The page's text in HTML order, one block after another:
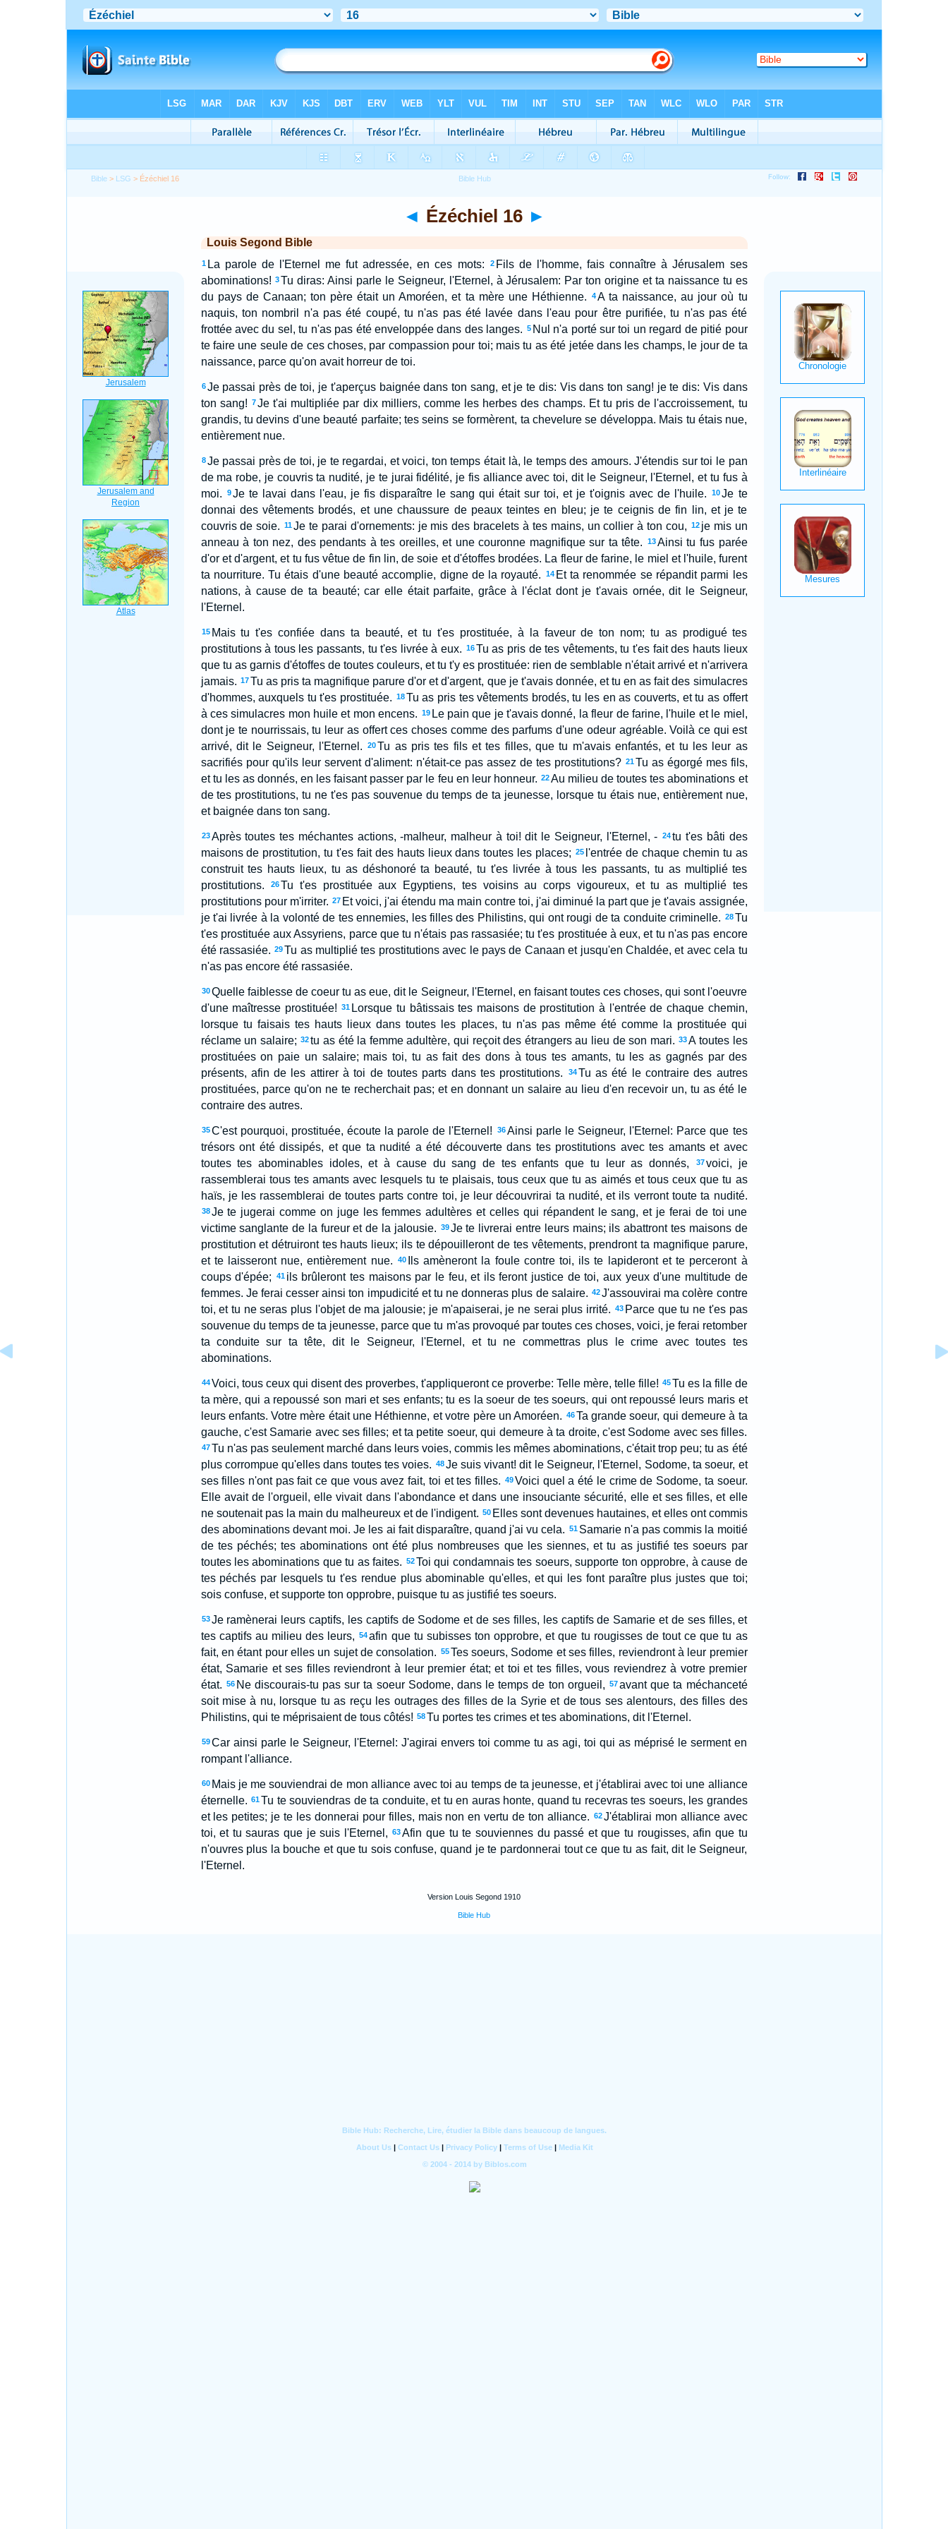
Bible > LSG > Ézéchiel 16
◄ Ézéchiel 16 ►
Louis Segond Bible
1 La parole de l'Eternel me fut adressée, en ces mots: 2 Fils de l'homme, fais connaître à Jérusalem ses
abominations! 3Tu diras: Ainsi parle le Seigneur, l'Eternel, à Jérusalem: Par ton origine et ta naissance tu es
du pays de Canaan; ton père était un Amoréen, et ta mère une Héthienne.
4A ta naissance, au jour où tu
naquis, ton nombril n'a pas été coupé, tu n'as pas été lavée dans l'eau pour être purifiée, tu n'as pas été
frottée avec du sel, tu n'as pas été enveloppée dans des langes. 5 Nul n'a porté sur toi un regard de pitié pour
te faire une seule de ces choses, par compassion pour toi; mais tu as été jetée dans les champs, le jour de ta
naissance, parce qu'on avait horreur de toi.
6 Je passai près de toi, je t'aperçus baignée dans ton sang, et je te dis: Vis dans ton sang! je te dis: Vis dans
ton sang! 7Je t'ai multipliée par dix milliers, comme les herbes des champs. Et tu pris de l'accroissement, tu
grandis, tu devins d'une beauté parfaite; tes seins se formèrent, ta chevelure se développa. Mais tu étais nue,
entièrement nue.
8 Je passai près de toi, je te regardai, et voici, ton temps était là, le temps des amours. J'étendis sur toi le pan
de ma robe, je couvris ta nudité, je te jurai fidélité, je fis alliance avec toi, dit le Seigneur, l'Eternel, et tu fus à
moi.
9 Je te lavai dans l'eau, je fis disparaître le sang qui était sur toi, et je t'oignis avec de l'huile. 10 Je te
donnai des vêtements brodés, et une chaussure de peaux teintes en bleu; je te ceignis de fin lin, et je te
couvris de soie. 11Je te parai d'ornements: je mis des bracelets à tes mains, un collier à ton cou, 12 je mis un
anneau à ton nez, des pendants à tes oreilles, et une couronne magnifique sur ta tête.
13Ainsi tu fus parée
d'or et d'argent, et tu fus vêtue de fin lin, de soie et d'étoffes brodées. La fleur de farine, le miel et l'huile, furent
ta nourriture. Tu étais d'une beauté accomplie, digne de la royauté.
14 Et ta renommée se répandit parmi les
nations, à cause de ta beauté; car elle était parfaite, grâce à l'éclat dont je t'avais ornée, dit le Seigneur,
l'Eternel.
15 Mais tu t'es confiée dans ta beauté, et tu t'es prostituée, à la faveur de ton nom; tu as prodigué tes
prostitutions à tous les passants, tu t'es livrée à eux. 16Tu as pris de tes vêtements, tu t'es fait des hauts lieux
que tu as garnis d'étoffes de toutes couleurs, et tu t'y es prostituée: rien de semblable n'était arrivé et n'arrivera
jamais. 17Tu as pris ta magnifique parure d'or et d'argent, que je t'avais donnée, et tu en as fait des simulacres
d'hommes, auxquels tu t'es prostituée. 18Tu as pris tes vêtements brodés, tu les en as couverts, et tu as offert
à ces simulacres mon huile et mon encens. 19 Le pain que je t'avais donné, la fleur de farine, l'huile et le miel,
dont je te nourrissais, tu leur as offert ces choses comme des parfums d'une odeur agréable. Voilà ce qui est
arrivé, dit le Seigneur, l'Eternel.
20Tu as pris tes fils et tes filles, que tu m'avais enfantés, et tu les leur as
sacrifiés pour qu'ils leur servent d'aliment: n'était-ce pas assez de tes prostitutions? 21 Tu as égorgé mes fils,
et tu les as donnés, en les faisant passer par le feu en leur honneur. 22Au milieu de toutes tes abominations et
de tes prostitutions, tu ne t'es pas souvenue du temps de ta jeunesse, lorsque tu étais nue, entièrement nue,
et baignée dans ton sang.
23 Après toutes tes méchantes actions, -malheur, malheur à toi! dit le Seigneur, l'Eternel, - 24tu t'es bâti des
maisons de prostitution, tu t'es fait des hauts lieux dans toutes les places; 25 l'entrée de chaque chemin tu as
construit tes hauts lieux, tu as déshonoré ta beauté, tu t'es livrée à tous les passants, tu as multiplié tes
prostitutions.
26Tu t'es prostituée aux Egyptiens, tes voisins au corps vigoureux, et tu as multiplié tes
prostitutions pour m'irriter. 27 Et voici, j'ai étendu ma main contre toi, j'ai diminué la part que je t'avais assignée,
je t'ai livrée à la volonté de tes ennemies, les filles des Philistins, qui ont rougi de ta conduite criminelle. 28 Tu
t'es prostituée aux Assyriens, parce que tu n'étais pas rassasiée; tu t'es prostituée à eux, et tu n'as pas encore
été rassasiée. 29Tu as multiplié tes prostitutions avec le pays de Canaan et jusqu'en Chaldée, et avec cela tu
n'as pas encore été rassasiée.
30 Quelle faiblesse de coeur tu as eue, dit le Seigneur, l'Eternel, en faisant toutes ces choses, qui sont l'oeuvre
d'une maîtresse prostituée!
31 Lorsque tu bâtissais tes maisons de prostitution à l'entrée de chaque chemin,
lorsque tu faisais tes hauts lieux dans toutes les places, tu n'as pas même été comme la prostituée qui
réclame un salaire; 32tu as été la femme adultère, qui reçoit des étrangers au lieu de son mari. 33A toutes les
prostituées on paie un salaire; mais toi, tu as fait des dons à tous tes amants, tu les as gagnés par des
présents, afin de les attirer à toi de toutes parts dans tes prostitutions.
34Tu as été le contraire des autres
prostituées, parce qu'on ne te recherchait pas; et en donnant un salaire au lieu d'en recevoir un, tu as été le
contraire des autres.
35 C'est pourquoi, prostituée, écoute la parole de l'Eternel! 36 Ainsi parle le Seigneur, l'Eternel: Parce que tes
trésors ont été dissipés, et que ta nudité a été découverte dans tes prostitutions avec tes amants et avec
toutes tes abominables idoles, et à cause du sang de tes enfants que tu leur as donnés,
37voici, je
rassemblerai tous tes amants avec lesquels tu te plaisais, tous ceux que tu as aimés et tous ceux que tu as
haïs, je les rassemblerai de toutes parts contre toi, je leur découvrirai ta nudité, et ils verront toute ta nudité.
38 Je te jugerai comme on juge les femmes adultères et celles qui répandent le sang, et je ferai de toi une
victime sanglante de la fureur et de la jalousie. 39Je te livrerai entre leurs mains; ils abattront tes maisons de
prostitution et détruiront tes hauts lieux; ils te dépouilleront de tes vêtements, prendront ta magnifique parure,
et te laisseront nue, entièrement nue.
40
Ils amèneront la foule contre toi, ils te lapideront et te perceront à
coups d'épée;
41 ils brûleront tes maisons par le feu, et ils feront justice de toi, aux yeux d'une multitude de
femmes. Je ferai cesser ainsi ton impudicité et tu ne donneras plus de salaire. 42J'assouvirai ma colère contre
toi, et tu ne seras plus l'objet de ma jalousie; je m'apaiserai, je ne serai plus irrité. 43 Parce que tu ne t'es pas
souvenue du temps de ta jeunesse, parce que tu m'as provoqué par toutes ces choses, voici, je ferai retomber
ta conduite sur ta tête, dit le Seigneur, l'Eternel, et tu ne commettras plus le crime avec toutes tes
abominations.
44 Voici, tous ceux qui disent des proverbes, t'appliqueront ce proverbe: Telle mère, telle fille! 45 Tu es la fille de
ta mère, qui a repoussé son mari et ses enfants; tu es la soeur de tes soeurs, qui ont repoussé leurs maris et
leurs enfants. Votre mère était une Héthienne, et votre père un Amoréen. 46 Ta grande soeur, qui demeure à ta
gauche, c'est Samarie avec ses filles; et ta petite soeur, qui demeure à ta droite, c'est Sodome avec ses filles.
47 Tu n'as pas seulement marché dans leurs voies, commis les mêmes abominations, c'était trop peu; tu as été
plus corrompue qu'elles dans toutes tes voies. 48 Je suis vivant! dit le Seigneur, l'Eternel, Sodome, ta soeur, et
ses filles n'ont pas fait ce que vous avez fait, toi et tes filles. 49Voici quel a été le crime de Sodome, ta soeur.
Elle avait de l'orgueil, elle vivait dans l'abondance et dans une insouciante sécurité, elle et ses filles, et elle
ne soutenait pas la main du malheureux et de l'indigent. 50 Elles sont devenues hautaines, et elles ont commis
des abominations devant moi. Je les ai fait disparaître, quand j'ai vu cela. 51 Samarie n'a pas commis la moitié
de tes péchés; tes abominations ont été plus nombreuses que les siennes, et tu as justifié tes soeurs par
toutes les abominations que tu as faites. 52Toi qui condamnais tes soeurs, supporte ton opprobre, à cause de
tes péchés par lesquels tu t'es rendue plus abominable qu'elles, et qui les font paraître plus justes que toi;
sois confuse, et supporte ton opprobre, puisque tu as justifié tes soeurs.
53 Je ramènerai leurs captifs, les captifs de Sodome et de ses filles, les captifs de Samarie et de ses filles, et
tes captifs au milieu des leurs,
54afin que tu subisses ton opprobre, et que tu rougisses de tout ce que tu as
fait, en étant pour elles un sujet de consolation. 55 Tes soeurs, Sodome et ses filles, reviendront à leur premier
état, Samarie et ses filles reviendront à leur premier état; et toi et tes filles, vous reviendrez à votre premier
état. 56 Ne discourais-tu pas sur ta soeur Sodome, dans le temps de ton orgueil, 57avant que ta méchanceté
soit mise à nu, lorsque tu as reçu les outrages des filles de la Syrie et de tous ses alentours, des filles des
Philistins, qui te méprisaient de tous côtés! 58 Tu portes tes crimes et tes abominations, dit l'Eternel.
59 Car ainsi parle le Seigneur, l'Eternel: J'agirai envers toi comme tu as agi, toi qui as méprisé le serment en
rompant l'alliance.
60 Mais je me souviendrai de mon alliance avec toi au temps de ta jeunesse, et j'établirai avec toi une alliance
éternelle. 61Tu te souviendras de ta conduite, et tu en auras honte, quand tu recevras tes soeurs, les grandes
et les petites; je te les donnerai pour filles, mais non en vertu de ton alliance. 62J'établirai mon alliance avec
toi, et tu sauras que je suis l'Eternel,
63 Afin que tu te souviennes du passé et que tu rougisses, afin que tu
n'ouvres plus la bouche et que tu sois confuse, quand je te pardonnerai tout ce que tu as fait, dit le Seigneur,
l'Eternel.
Version Louis Segond 1910
Bible Hub